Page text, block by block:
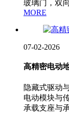
玻璃门，双
MORE
07-02-2026
高精密电动
隐藏式驱动
电动模块与
承载支座与